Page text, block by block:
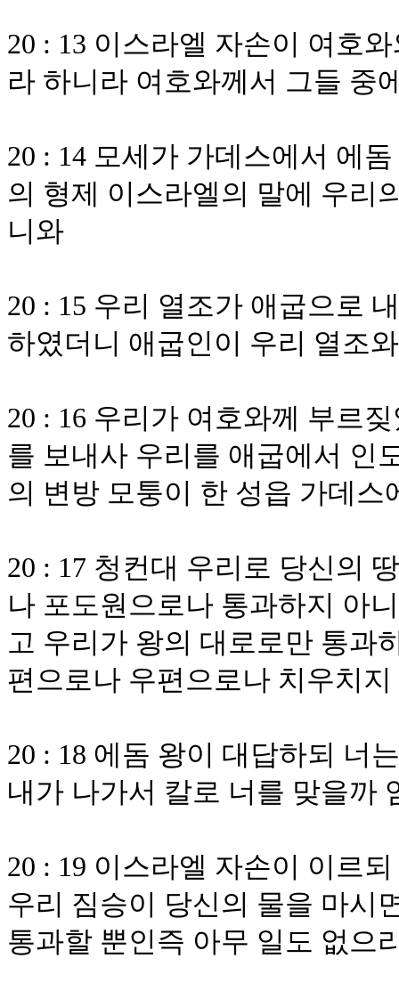
20 : 13 이스라엘 자손이 여호
라 하니라 여호와께서 그들 중
20 : 14 모세가 가데스에서 에
의 형제 이스라엘의 말에 우리
니와
20 : 15 우리 열조가 애굽으로
하였더니 애굽인이 우리 열조
20 : 16 우리가 여호와께 부르
를 보내사 우리를 애굽에서 인
의 변방 모퉁이 한 성읍 가데스
20 : 17 청컨대 우리로 당신의
나 포도원으로나 통과하지 아
고 우리가 왕의 대로로만 통과
편으로나 우편으로나 치우치
20 : 18 에돔 왕이 대답하되 너
내가 나가서 칼로 너를 맞을까
20 : 19 이스라엘 자손이 이르
우리 짐승이 당신의 물을 마시
통과할 뿐인즉 아무 일도 없으